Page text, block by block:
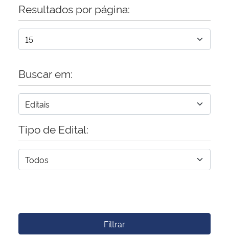
Resultados por página:
Buscar em:
Tipo de Edital:
Filtrar